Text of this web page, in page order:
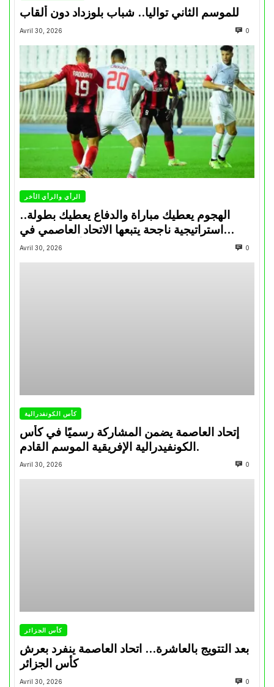
للموسم الثاني تواليا.. شباب بلوزداد دون ألقاب
Avril 30, 2026 0
الرأي والرأي الأخر
الهجوم يعطيك مباراة والدفاع يعطيك بطولة..
استراتيجية ناجحة يتبعها الاتحاد العاصمي في
تتويجاته آخر السنوات
Avril 30, 2026 0
كأس الكونفدرالية
إتحاد العاصمة يضمن المشاركة رسميًا في كأس
الكونفيدرالية الإفريقية الموسم القادم.
Avril 30, 2026 0
كأس الجزائر
بعد التتويج بالعاشرة… اتحاد العاصمة ينفرد بعرش
كأس الجزائر
Avril 30, 2026 0